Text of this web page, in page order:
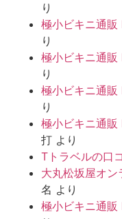
り
極小ビキニ通販
り
極小ビキニ通販
り
極小ビキニ通販
り
極小ビキニ通販
打 より
Tトラベルの口
大丸松坂屋オン
名 より
極小ビキニ通販